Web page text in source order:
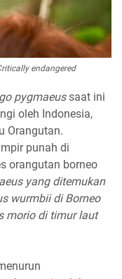
endangered
pygmaeussaat ini
oleh Indonesia,
Orangutan.
punah di
orangutan borneo
yang ditemukan
wurmbiidi Borneo
moriodi timur laut